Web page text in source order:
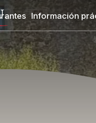
Información